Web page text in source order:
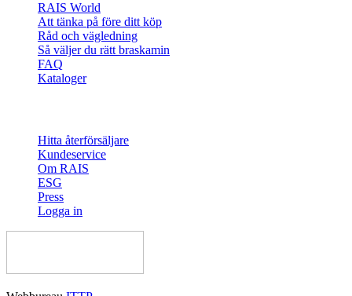
RAIS World
Att tänka på före ditt köp
Råd och vägledning
Så väljer du rätt braskamin
FAQ
Kataloger
Hitta återförsäljare
Kundeservice
Om RAIS
ESG
Press
Logga in